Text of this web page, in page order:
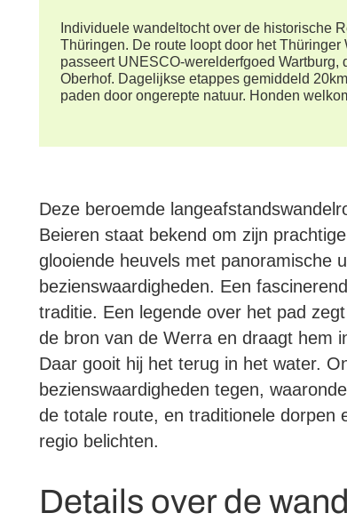
Individuele wandeltocht over de historische
Thüringen. De route loopt door het
passeert UNESCO-werelderfgoed
Oberhof. Dagelijkse etappes gemiddeld
paden door ongerepte natuur. Honden
Deze beroemde
Beieren staat bekend om zijn
glooiende heuvels met panoramische
bezienswaardigheden. Een
traditie. Een legende over het pad
de bron van de Werra en draagt ​​hem
Daar gooit hij het terug in het water.
bezienswaardigheden tegen,
de totale route, en traditionele dorpen
regio belichten.
Details over de